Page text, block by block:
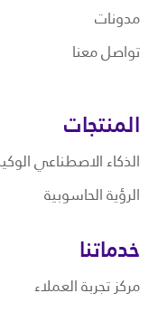
مدونات
تواصل معنا
المنتجات
الذكاء الاصطناعي
الرؤية الحاسوبية
خدماتنا
مركز تجربة العملاء